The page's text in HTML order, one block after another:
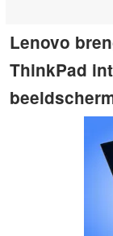
Lenovo
ThinkPad